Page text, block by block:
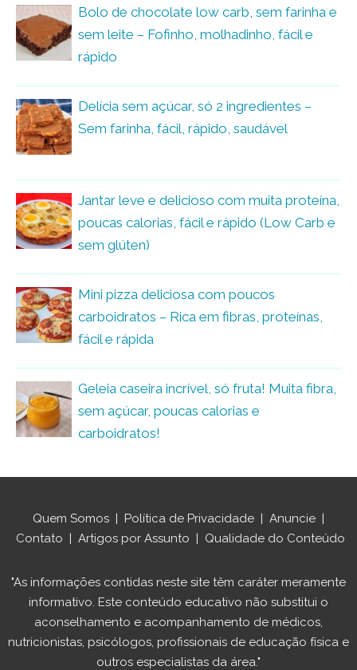
Bolo de chocolate low carb, sem farinha e
sem leite – Fofinho, molhadinho, fácil e
rápido
Delícia sem açúcar, só 2 ingredientes –
Sem farinha, fácil, rápido, saudável
Jantar leve e delicioso com muita proteína,
poucas calorias, fácil e rápido (Low Carb e
sem glúten)
Mini pizza deliciosa com poucos
carboidratos – Rica em fibras, proteínas,
fácil e rápida
Geleia caseira incrível, só fruta! Muita fibra,
sem açúcar, poucas calorias e
carboidratos!
Quem Somos | Política de Privacidade | Anuncie |
Contato | Artigos por Assunto | Qualidade do Conteúdo
"As informações contidas neste site têm caráter meramente
informativo. Este conteúdo educativo não substitui o
aconselhamento e acompanhamento de médicos,
nutricionistas, psicólogos, profissionais de educação física e
outros especialistas da área."